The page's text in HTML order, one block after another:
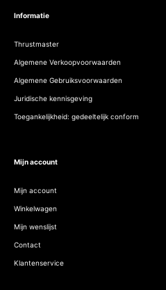
Informatie
Thrustmaster
Algemene Verkoopvoorwaarden
Algemene Gebruiksvoorwaarden
Juridische kennisgeving
Toegankelijkheid: gedeeltelijk conform
Mijn account
Mijn account
Winkelwagen
Mijn wenslijst
Contact
Klantenservice